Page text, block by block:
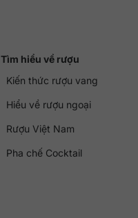
Tìm hiểu về rượu
Kiến thức rượu vang
Hiểu về rượu ngoại
Rượu Việt Nam
Pha chế Cocktail